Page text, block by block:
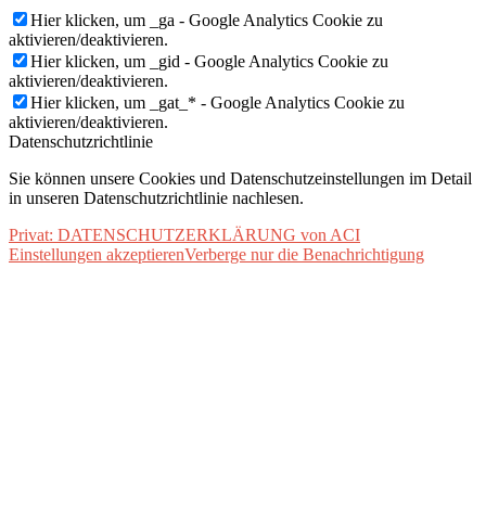
Hier klicken, um _ga - Google Analytics Cookie zu
aktivieren/deaktivieren.
Hier klicken, um _gid - Google Analytics Cookie zu
aktivieren/deaktivieren.
Hier klicken, um _gat_* - Google Analytics Cookie zu
aktivieren/deaktivieren.
Datenschutzrichtlinie
Sie können unsere Cookies und Datenschutzeinstellungen im Detail
in unseren Datenschutzrichtlinie nachlesen.
Privat: DATENSCHUTZERKLÄRUNG von ACI
Einstellungen akzeptierenVerberge nur die Benachrichtigung